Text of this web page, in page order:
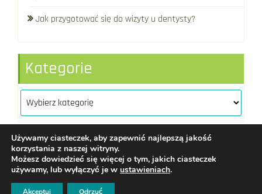
Jak przygotować się do wizyty u dentysty?
Kategorie
Kategorie
Assdent|redakcja@assdent.pl |
Regulamin
Używamy ciasteczek, aby zapewnić najlepszą jakość
korzystania z naszej witryny.
Możesz dowiedzieć się więcej o tym, jakich ciasteczek
używamy, lub wyłączyć je w ustawieniach.
Akceptuj Odrzuć